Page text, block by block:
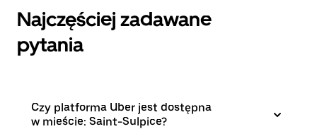
Najczęściej zadawane
pytania
Czy platforma Uber jest dostępna
w mieście: Saint-Sulpice?